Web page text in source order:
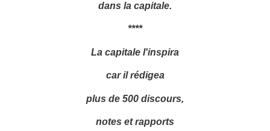
dans la capitale.
****
La capitale l'inspira
car il rédigea
plus de 500 discours,
notes et rapports